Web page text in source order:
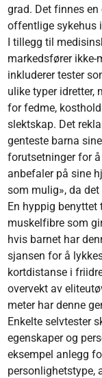
grad. Det finnes
offentlige sykehus
I tillegg til
markedsfører ikke-
inkluderer tester
ulike typer idretter,
for fedme,
slektskap. Det
genteste barna
forutsetninger for
anbefaler på sine
som mulig», da
En hyppig benyttet
muskelfibre som
hvis barnet har
sjansen for å
kortdistanse i
overvekt av
meter har denne
Enkelte selvtester
egenskaper og
eksempel anlegg
personlighetstype,